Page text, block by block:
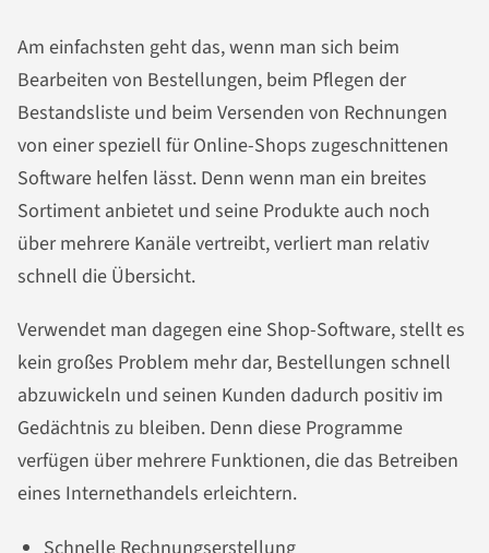
Am einfachsten geht das, wenn man sich beim
Bearbeiten von Bestellungen, beim Pflegen der
Bestandsliste und beim Versenden von Rechnungen
von einer speziell für Online-Shops zugeschnittenen
Software helfen lässt. Denn wenn man ein breites
Sortiment anbietet und seine Produkte auch noch
über mehrere Kanäle vertreibt, verliert man relativ
schnell die Übersicht.
Verwendet man dagegen eine Shop-Software, stellt es
kein großes Problem mehr dar, Bestellungen schnell
abzuwickeln und seinen Kunden dadurch positiv im
Gedächtnis zu bleiben. Denn diese Programme
verfügen über mehrere Funktionen, die das Betreiben
eines Internethandels erleichtern.